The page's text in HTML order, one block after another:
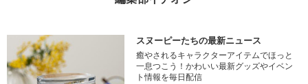
スヌーピーたちの最新ニュース
癒やされるキャラクターアイテムでほっと
一息つこう！かわいい最新グッズやイベン
ト情報を毎日配信